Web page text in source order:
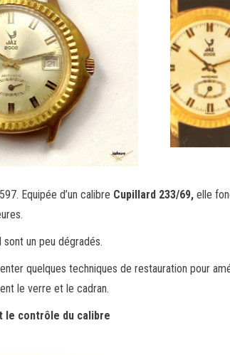
Equipée d’un calibre Cupillard 233/69, elle
un peu dégradés.
quelques techniques de restauration pour
le verre et le cadran.
le contrôle du calibre